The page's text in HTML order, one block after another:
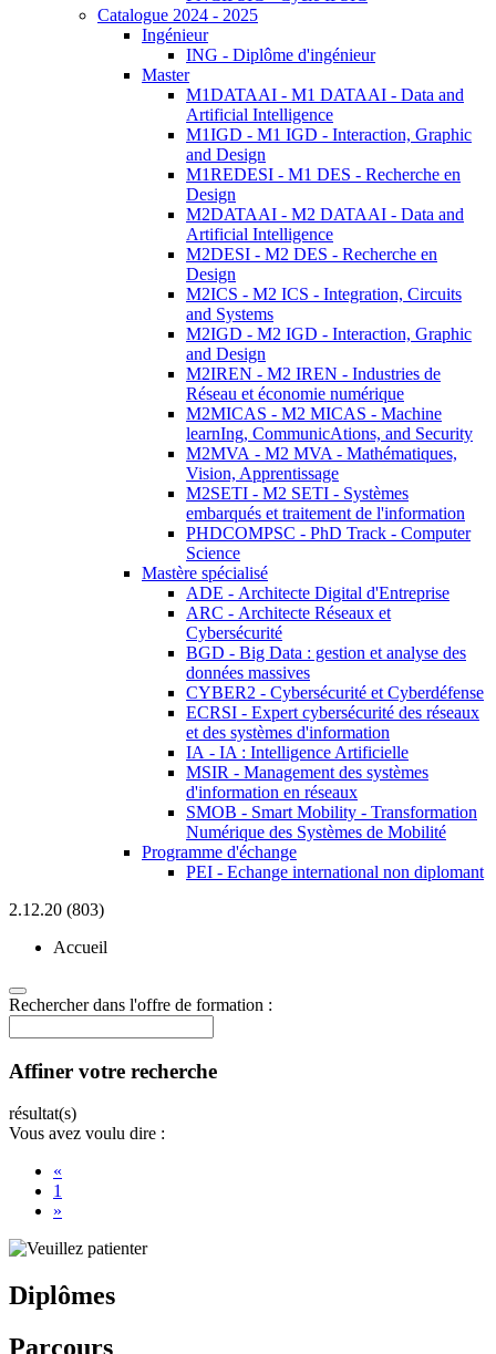
Catalogue 2024 - 2025
Ingénieur
ING - Diplôme d'ingénieur
Master
M1DATAAI - M1 DATAAI - Data and
Artificial Intelligence
M1IGD - M1 IGD - Interaction, Graphic
and Design
M1REDESI - M1 DES - Recherche en
Design
M2DATAAI - M2 DATAAI - Data and
Artificial Intelligence
M2DESI - M2 DES - Recherche en
Design
M2ICS - M2 ICS - Integration, Circuits
and Systems
M2IGD - M2 IGD - Interaction, Graphic
and Design
M2IREN - M2 IREN - Industries de
Réseau et économie numérique
M2MICAS - M2 MICAS - Machine
learnIng, CommunicAtions, and Security
M2MVA - M2 MVA - Mathématiques,
Vision, Apprentissage
M2SETI - M2 SETI - Systèmes
embarqués et traitement de l'information
PHDCOMPSC - PhD Track - Computer
Science
Mastère spécialisé
ADE - Architecte Digital d'Entreprise
ARC - Architecte Réseaux et
Cybersécurité
BGD - Big Data : gestion et analyse des
données massives
CYBER2 - Cybersécurité et Cyberdéfense
ECRSI - Expert cybersécurité des réseaux
et des systèmes d'information
IA - IA : Intelligence Artificielle
MSIR - Management des systèmes
d'information en réseaux
SMOB - Smart Mobility - Transformation
Numérique des Systèmes de Mobilité
Programme d'échange
PEI - Echange international non diplomant
2.12.20 (803)
Accueil
Rechercher dans l'offre de formation :
Affiner votre recherche
résultat(s)
Vous avez voulu dire :
«
1
»
Diplômes
Parcours